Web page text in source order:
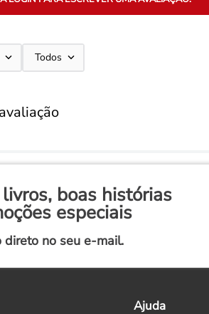
Todos
boas histórias
especiais
direto no seu e-mail.
Ajuda